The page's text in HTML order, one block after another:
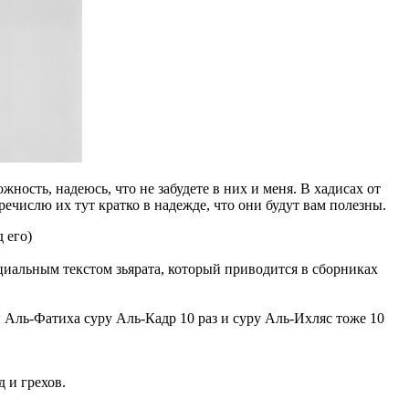
надеюсь, что не забудете в них и меня. В хадисах от
их тут кратко в надежде, что они будут вам полезны.
его)
текстом зьярата, который приводится в сборниках
Аль-Фатиха суру Аль-Кадр 10 раз и суру Аль-Ихляс тоже 10
и грехов.